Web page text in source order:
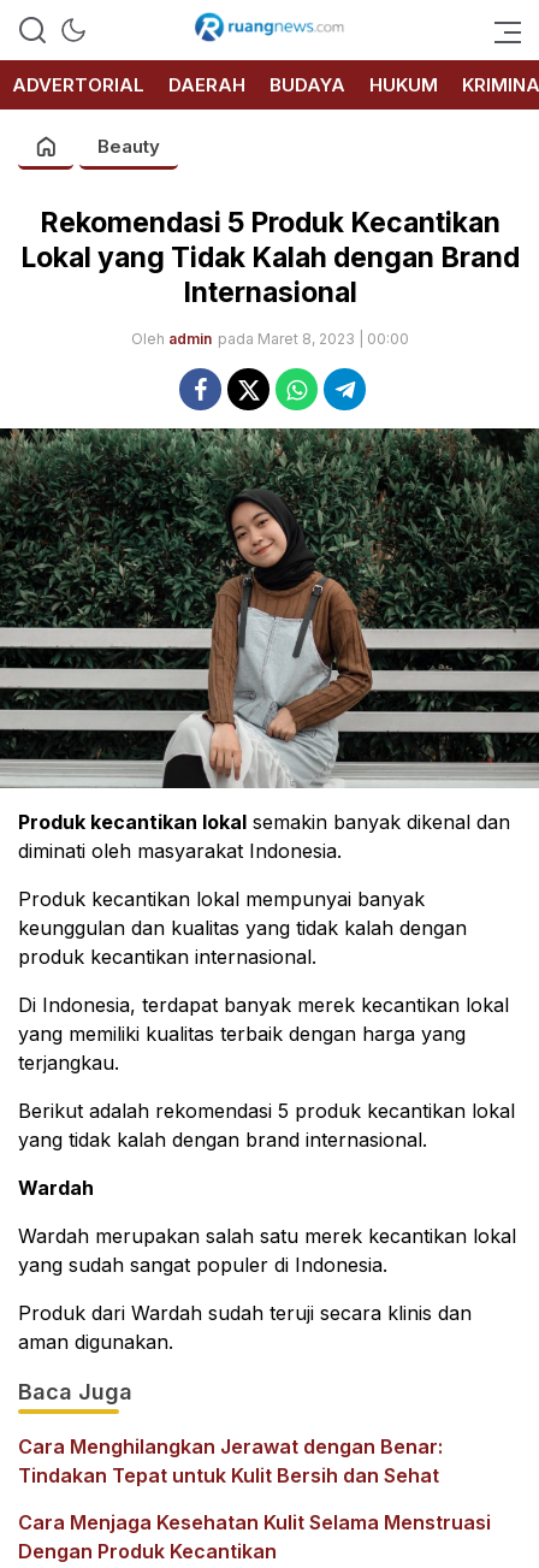
RUANG
NEWS
ADVERTORIAL
DAERAH BUDAYA HUKUM
Beauty
Rekomendasi 5 Produk Kecantikan
Lokal yang Tidak Kalah dengan Brand
Internasional
Oleh admin pada Maret 8, 2023 | 00:00
Produk kecantikan lokal semakin banyak dikenal dan
diminati oleh masyarakat Indonesia.
Produk kecantikan lokal mempunyai banyak
keunggulan dan kualitas yang tidak kalah dengan
produk kecantikan internasional.
Di Indonesia, terdapat banyak merek kecantikan lokal
yang memiliki kualitas terbaik dengan harga yang
terjangkau.
Berikut adalah rekomendasi 5 produk kecantikan lokal
yang tidak kalah dengan brand internasional.
Wardah
Wardah merupakan salah satu merek kecantikan lokal
yang sudah sangat populer di Indonesia.
Produk dari Wardah sudah teruji secara klinis dan
aman digunakan.
Baca Juga
Cara Menghilangkan Jerawat dengan Benar:
Tindakan Tepat untuk Kulit Bersih dan Sehat
Cara Menjaga Kesehatan Kulit Selama Menstruasi
Dengan Produk Kecantikan